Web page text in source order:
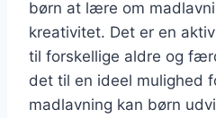
børn at lære om
kreativitet. Det er en
til forskellige aldre og
det til en ideel mulighed
madlavning kan børn